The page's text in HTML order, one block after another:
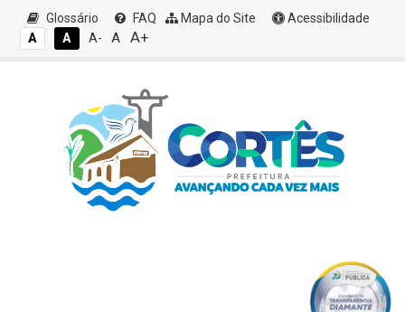
Glossário FAQ Mapa do Site
Acessibilidade
A
A A- A A+